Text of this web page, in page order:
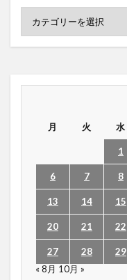
月 火 水
1
6 7 8
13 14 15
20 21 22
27 28 29
« 8月 10月 »